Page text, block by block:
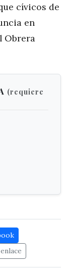
cívicos de
en
Obrera
(requiere